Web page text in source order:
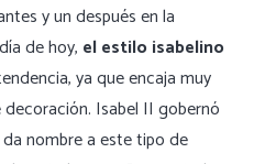
y un después en la
de hoy, el estilo isabelino
ya que encaja muy
Isabel II gobernó
da nombre a este tipo de